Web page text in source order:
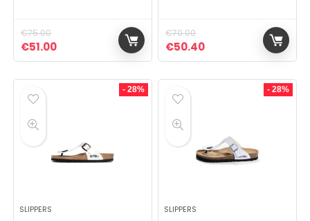
€75.00
Oorspronkelijke prijs was: €75.00.
€51.00Huidige prijs is: €51.00.
€70.00
Oorspronkelijke prijs was:
€50.40Huidige prijs is:
- 28%
SLIPPERS
- 28%
SLIPPERS